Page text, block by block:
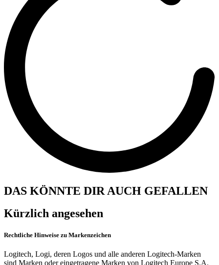
DAS KÖNNTE DIR AUCH GEFALLEN
Kürzlich angesehen
Rechtliche Hinweise zu Markenzeichen
Logitech, Logi, deren Logos und alle anderen Logitech-Marken
sind Marken oder eingetragene Marken von Logitech Europe S.A.